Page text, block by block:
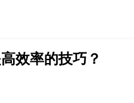
效率的技巧？